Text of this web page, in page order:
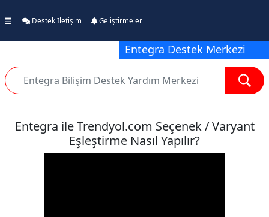
Destek İletişim Geliştirmeler
Entegra Destek Merkezi
Entegra ile Trendyol.com Seçenek / Varyant
Eşleştirme Nasıl Yapılır?